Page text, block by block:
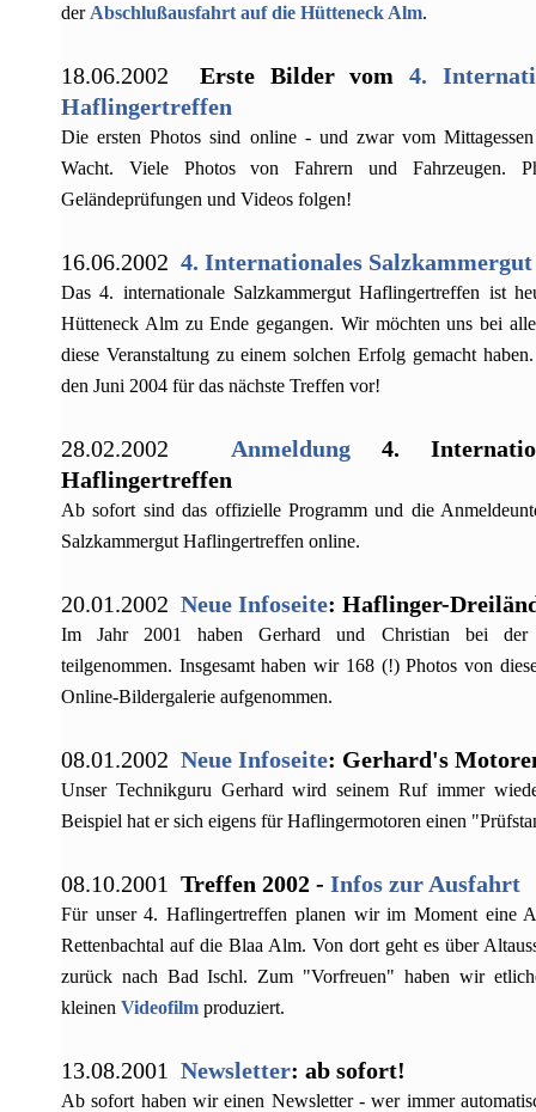
der Abschlußausfahrt auf die Hütteneck Alm.
18.06.2002 Erste Bilder vom4.
Haflingertreffen
Die ersten Photos sind online - und zwar vom
Wacht. Viele Photos von Fahrern und Fahrzeugen.
Geländeprüfungen und Videos folgen!
16.06.2002 4. Internationales
Das 4. internationale Salzkammergut Haflingertreffen ist
Hütteneck Alm zu Ende gegangen. Wir möchten uns bei
diese Veranstaltung zu einem solchen Erfolg gemacht
den Juni 2004 für das nächste Treffen vor!
28.02.2002 Anmeldung4.
Haflingertreffen
Ab sofort sind das offizielle Programm und die
Salzkammergut Haflingertreffen online.
20.01.2002 Neue Infoseite: Haflinger-
Im Jahr 2001 haben Gerhard und Christian bei der
teilgenommen. Insgesamt haben wir 168 (!) Photos von
Online-Bildergalerie aufgenommen.
08.01.2002 Neue Infoseite: Gerhard's
Unser Technikguru Gerhard wird seinem Ruf immer
Beispiel hat er sich eigens für Haflingermotoren einen
08.10.2001 Treffen 2002 - Infos zur Ausfahrt
Für unser 4. Haflingertreffen planen wir im Moment eine
Rettenbachtal auf die Blaa Alm. Von dort geht es über
zurück nach Bad Ischl. Zum "Vorfreuen" haben wir
kleinen Videofilm produziert.
13.08.2001 Newsletter: ab sofort!
Ab sofort haben wir einen Newsletter - wer immer